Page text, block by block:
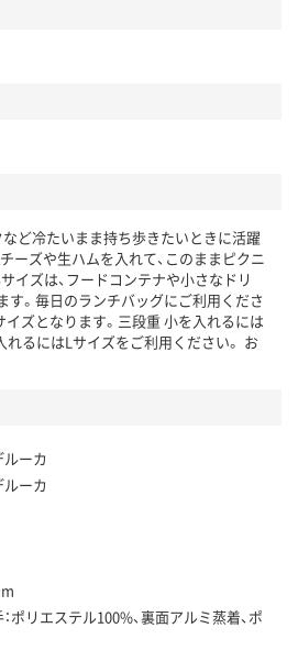
など冷たいまま持ち歩きたいときに活躍
ーズや生ハムを入れて、このままピクニ
イズは、フードコンテナや小さなドリ
す。毎日のランチバッグにご利用くださ
ズとなります。三段重 小を入れるには
れるにはLサイズをご利用ください。 お
ルーカ
ルーカ
：ポリエステル100%、裏面アルミ蒸着、ポ